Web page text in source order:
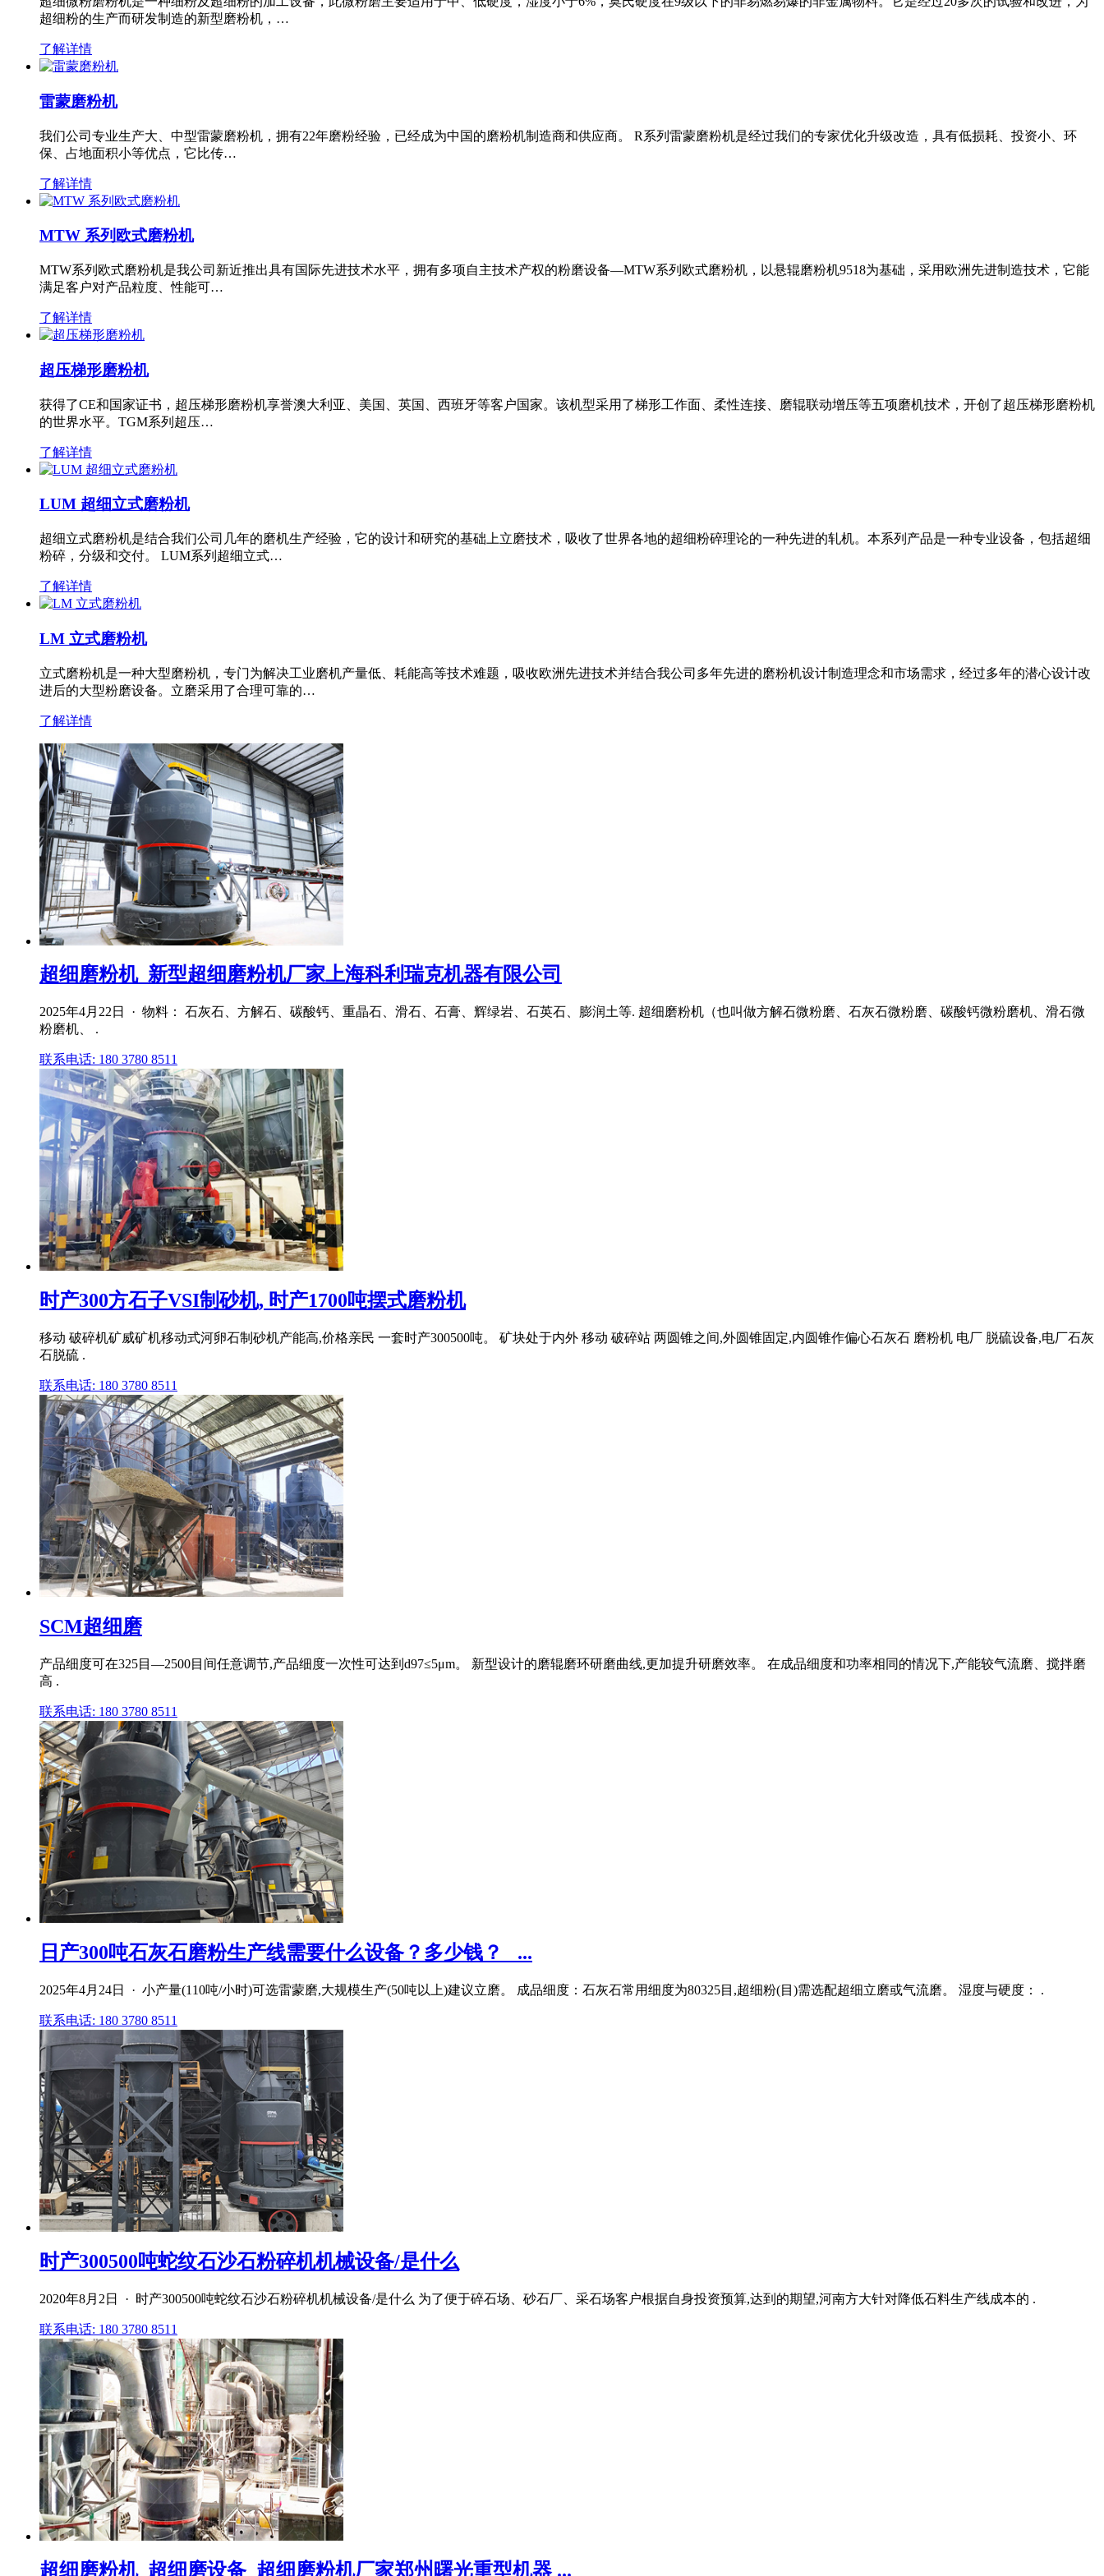
超细粉的生产而研发制造的新型磨粉机，…
了解详情
雷蒙磨粉机
我们公司专业生产大、中型雷蒙磨粉机，拥有22年磨粉经验，已经成为中国的磨粉机制造商和供应商。 R系列雷蒙磨粉机是经过我们的专家优化升级改造，具有低损耗、投资小、环
保、占地面积小等优点，它比传…
了解详情
MTW 系列欧式磨粉机
MTW系列欧式磨粉机是我公司新近推出具有国际先进技术水平，拥有多项自主技术产权的粉磨设备—MTW系列欧式磨粉机，以悬辊磨粉机9518为基础，采用欧洲先进制造技术，它能
满足客户对产品粒度、性能可…
了解详情
超压梯形磨粉机
获得了CE和国家证书，超压梯形磨粉机享誉澳大利亚、美国、英国、西班牙等客户国家。该机型采用了梯形工作面、柔性连接、磨辊联动增压等五项磨机技术，开创了超压梯形磨粉机
的世界水平。TGM系列超压…
了解详情
LUM 超细立式磨粉机
超细立式磨粉机是结合我们公司几年的磨机生产经验，它的设计和研究的基础上立磨技术，吸收了世界各地的超细粉碎理论的一种先进的轧机。本系列产品是一种专业设备，包括超细
粉碎，分级和交付。 LUM系列超细立式…
了解详情
LM 立式磨粉机
立式磨粉机是一种大型磨粉机，专门为解决工业磨机产量低、耗能高等技术难题，吸收欧洲先进技术并结合我公司多年先进的磨粉机设计制造理念和市场需求，经过多年的潜心设计改
进后的大型粉磨设备。立磨采用了合理可靠的…
了解详情
超细磨粉机_新型超细磨粉机厂家上海科利瑞克机器有限公司
2025年4月22日 · 物料： 石灰石、方解石、碳酸钙、重晶石、滑石、石膏、辉绿岩、石英石、膨润土等. 超细磨粉机（也叫做方解石微粉磨、石灰石微粉磨、碳酸钙微粉磨机、滑石微
粉磨机、 .
联系电话: 180 3780 8511
时产300方石子VSI制砂机, 时产1700吨摆式磨粉机
移动 破碎机矿威矿机移动式河卵石制砂机产能高,价格亲民 一套时产300500吨。 矿块处于内外 移动 破碎站 两圆锥之间,外圆锥固定,内圆锥作偏心石灰石 磨粉机 电厂 脱硫设备,电厂石灰
石脱硫 .
联系电话: 180 3780 8511
SCM超细磨
产品细度可在325目—2500目间任意调节,产品细度一次性可达到d97≤5μm。 新型设计的磨辊磨环研磨曲线,更加提升研磨效率。 在成品细度和功率相同的情况下,产能较气流磨、搅拌磨
高 .
联系电话: 180 3780 8511
日产300吨石灰石磨粉生产线需要什么设备？多少钱？_ ...
2025年4月24日 · 小产量(110吨/小时)可选雷蒙磨,大规模生产(50吨以上)建议立磨。 成品细度：石灰石常用细度为80325目,超细粉(目)需选配超细立磨或气流磨。 湿度与硬度： .
联系电话: 180 3780 8511
时产300500吨蛇纹石沙石粉碎机机械设备/是什么
2020年8月2日 · 时产300500吨蛇纹石沙石粉碎机机械设备/是什么 为了便于碎石场、砂石厂、采石场客户根据自身投资预算,达到的期望,河南方大针对降低石料生产线成本的 .
联系电话: 180 3780 8511
超细磨粉机_超细磨设备_超细磨粉机厂家郑州曙光重型机器 ...